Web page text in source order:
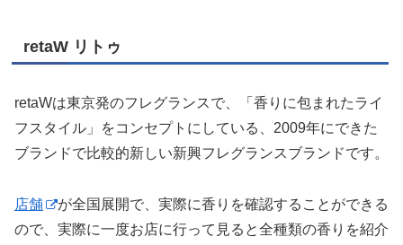
retaW リトゥ
retaWは東京発のフレグランスで、「香りに包まれたライ
フスタイル」をコンセプトにしている、2009年にできた
ブランドで比較的新しい新興フレグランスブランドです。
店舗
が全国展開で、実際に香りを確認することができる
ので、実際に一度お店に行って見ると全種類の香りを紹介